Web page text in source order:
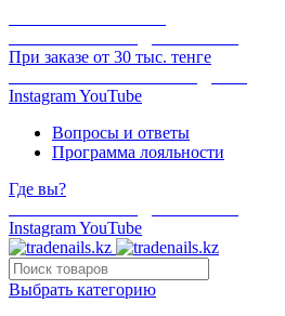
При заказе от 30 тыс. тенге
InstagramYouTube
Вопросы и ответы
Программа лояльности
Где вы?
InstagramYouTube
Выбрать категорию